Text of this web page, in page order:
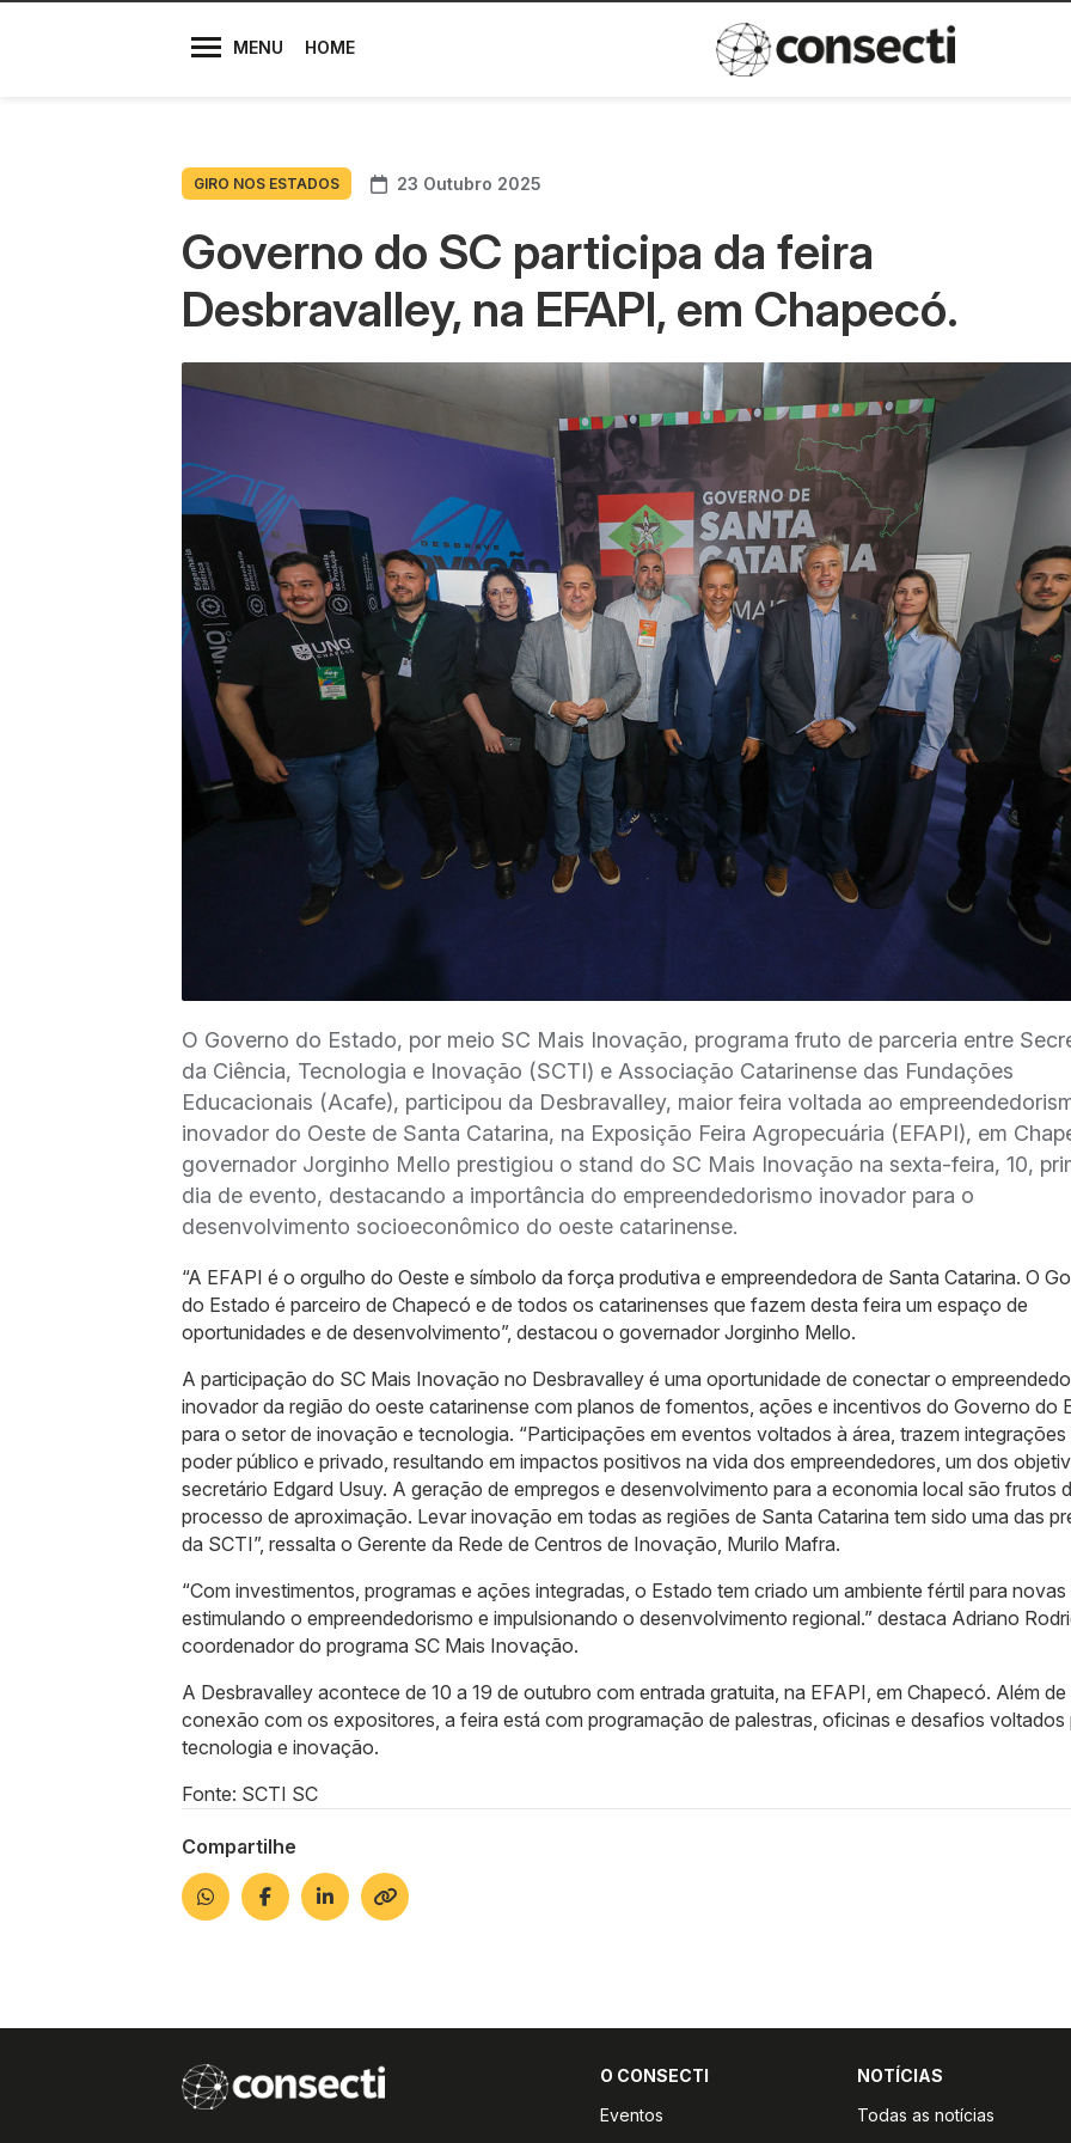
MENU HOME
Diretores
Política de
GIRO NOS ESTADOS 23 Outubro 2025
Governo do SC participa da feira
Desbravalley, na EFAPI, em Chapecó.
O Governo do Estado, por meio SC Mais Inovação, programa fruto de parceria entre
da Ciência, Tecnologia e Inovação (SCTI) e Associação Catarinense das Fundações
Educacionais (Acafe), participou da Desbravalley, maior feira voltada ao
inovador do Oeste de Santa Catarina, na Exposição Feira Agropecuária (EFAPI), em
governador Jorginho Mello prestigiou o stand do SC Mais Inovação na sexta-feira, 10,
dia de evento, destacando a importância do empreendedorismo inovador para o
desenvolvimento socioeconômico do oeste catarinense.
“A EFAPI é o orgulho do Oeste e símbolo da força produtiva e empreendedora de Santa Catarina. O
do Estado é parceiro de Chapecó e de todos os catarinenses que fazem desta feira um espaço de
oportunidades e de desenvolvimento”, destacou o governador Jorginho Mello.
A participação do SC Mais Inovação no Desbravalley é uma oportunidade de conectar o
inovador da região do oeste catarinense com planos de fomentos, ações e incentivos do Governo do
para o setor de inovação e tecnologia. “Participações em eventos voltados à área, trazem integrações
poder público e privado, resultando em impactos positivos na vida dos empreendedores, um dos
secretário Edgard Usuy. A geração de empregos e desenvolvimento para a economia local são frutos
processo de aproximação. Levar inovação em todas as regiões de Santa Catarina tem sido uma das
da SCTI”, ressalta o Gerente da Rede de Centros de Inovação, Murilo Mafra.
“Com investimentos, programas e ações integradas, o Estado tem criado um ambiente fértil para novas
estimulando o empreendedorismo e impulsionando o desenvolvimento regional.” destaca Adriano
coordenador do programa SC Mais Inovação.
A Desbravalley acontece de 10 a 19 de outubro com entrada gratuita, na EFAPI, em Chapecó. Além de
conexão com os expositores, a feira está com programação de palestras, oficinas e desafios voltados
tecnologia e inovação.
Fonte: SCTI SC
Compartilhe
O CONSECTI
Eventos
NOTÍCIAS
Todas as notícias